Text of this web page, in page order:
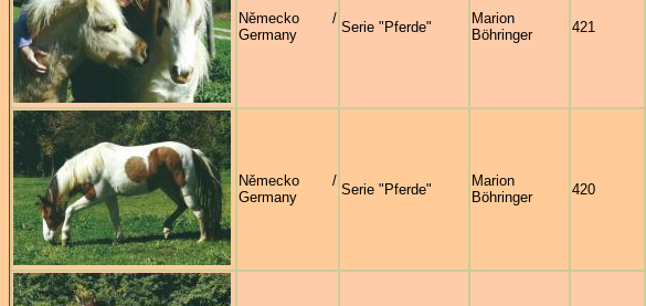
Německo /
Germany
Serie "Pferde"
Marion
Böhringer
421
Německo /
Germany
Serie "Pferde"
Marion
Böhringer
420